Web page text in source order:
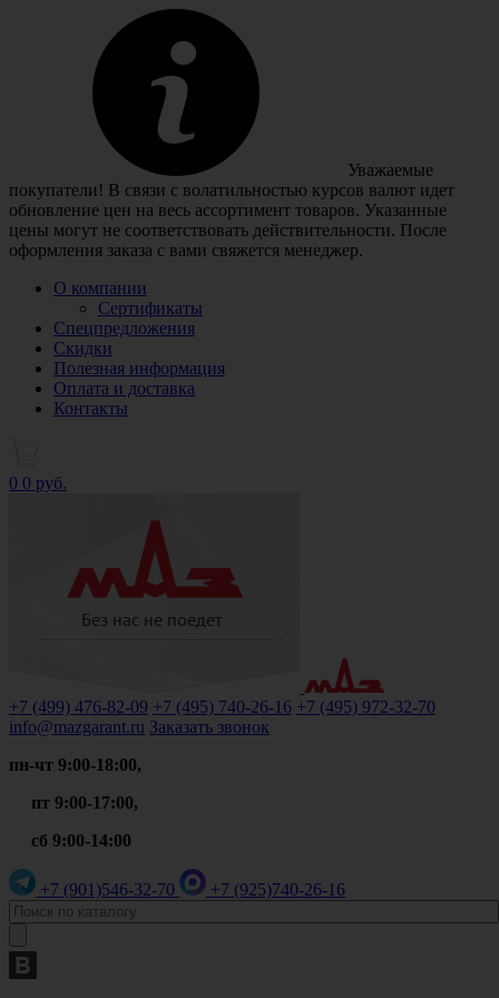
Уважаемые
покупатели! В связи с волатильностью курсов валют идет
обновление цен на весь ассортимент товаров. Указанные
цены могут не соответствовать действительности. После
оформления заказа с вами свяжется менеджер.
О компании
Сертификаты
Спецпредложения
Скидки
Полезная информация
Оплата и доставка
Контакты
0 0 руб.
+7 (499) 476-82-09 +7 (495) 740-26-16 +7 (495) 972-32-70
info@mazgarant.ru Заказать звонок
пн-чт 9:00-18:00,
пт 9:00-17:00,
сб 9:00-14:00
+7 (901)546-32-70 +7 (925)740-26-16